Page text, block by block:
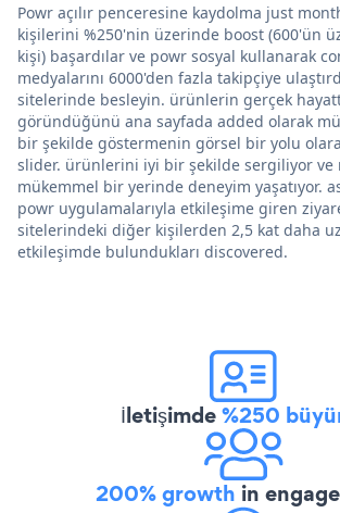
Powr açılır penceresine kaydolma just
kişilerini %250'nin üzerinde boost (600'ün
kişi) başardılar ve powr sosyal kullanarak
medyalarını 6000'den fazla takipçiye
sitelerinde besleyin. ürünlerin gerçek
göründüğünü ana sayfada added olarak
bir şekilde göstermenin görsel bir yolu
slider. ürünlerini iyi bir şekilde sergiliyor ve
mükemmel bir yerinde deneyim yaşatıyor.
powr uygulamalarıyla etkileşime giren
sitelerindeki diğer kişilerden 2,5 kat daha
etkileşimde bulundukları discovered.
İletişimde%250
200% growth in